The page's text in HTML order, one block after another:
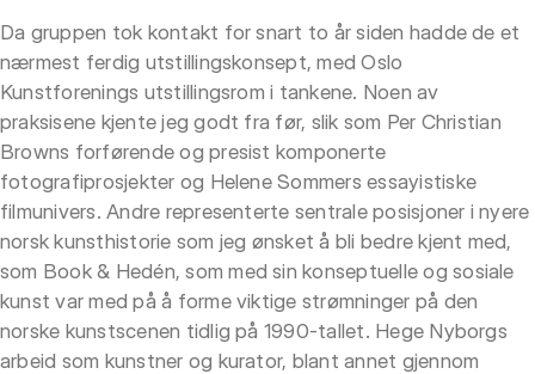
Da gruppen tok kontakt for snart to år siden hadde de et
nærmest ferdig utstillingskonsept, med Oslo
Kunstforenings utstillingsrom i tankene. Noen av
praksisene kjente jeg godt fra før, slik som Per Christian
Browns forførende og presist komponerte
fotografiprosjekter og Helene Sommers essayistiske
filmunivers. Andre representerte sentrale posisjoner i nyere
norsk kunsthistorie som jeg ønsket å bli bedre kjent med,
som Book & Hedén, som med sin konseptuelle og sosiale
kunst var med på å forme viktige strømninger på den
norske kunstscenen tidlig på 1990-tallet. Hege Nyborgs
arbeid som kunstner og kurator, blant annet gjennom